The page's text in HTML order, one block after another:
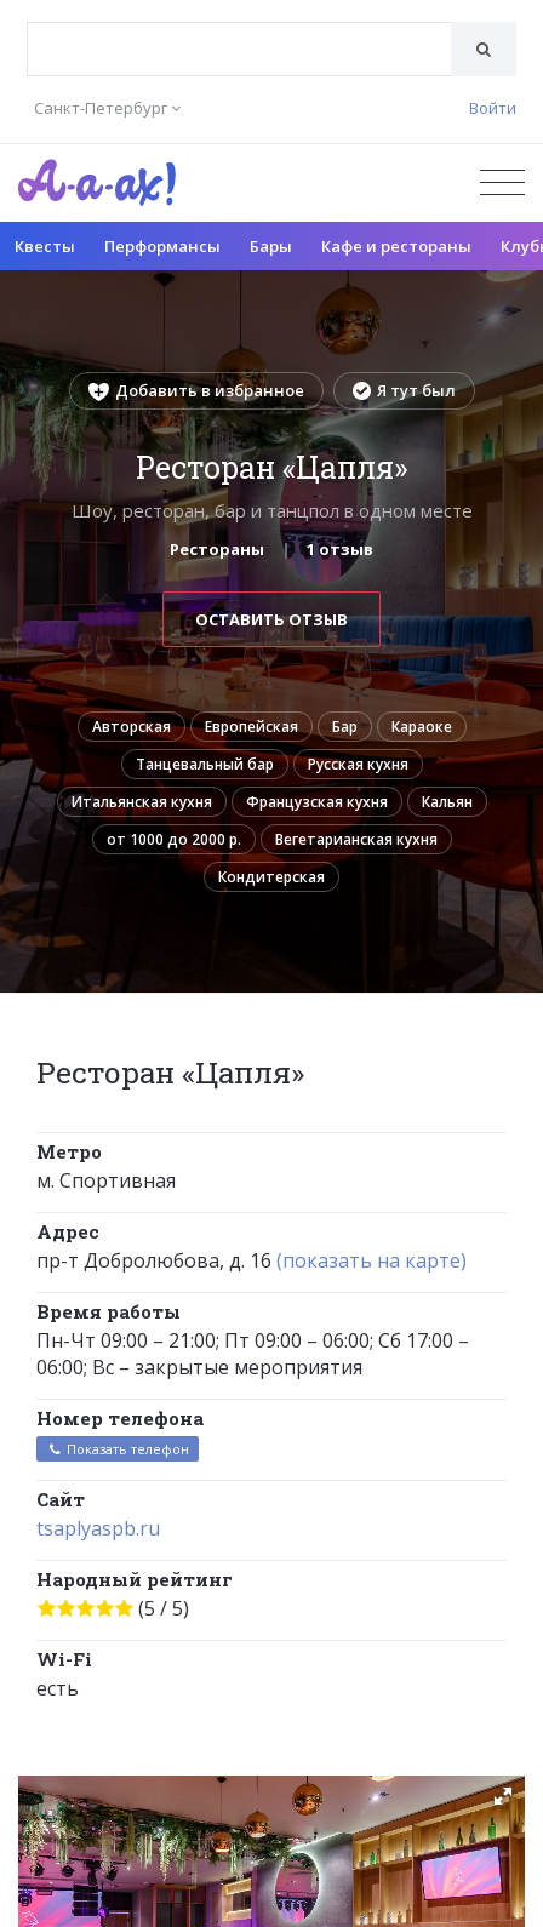
Санкт-Петербург Войти
Квесты Перформансы Бары Кафе и рестораны
Добавить в избранное Я тут был
Ресторан «Цапля»
Шоу, ресторан, бар и танцпол в одном месте
Рестораны 1 отзыв
ОСТАВИТЬ ОТЗЫВ
Авторская Европейская Бар
Караоке
Танцевальный бар
Русская кухня
Итальянская кухня
Французская кухня
Кальян
от 1000 до 2000 р.
Вегетарианская кухня
Кондитерская
Ресторан «Цапля»
Метро
м. Спортивная
Адрес
пр-т Добролюбова, д. 16 (показать на карте)
Время работы
Пн-Чт 09:00 – 21:00; Пт 09:00 – 06:00; Сб 17:00 –
06:00; Вс – закрытые мероприятия
Номер телефона
Показать телефон
Сайт
tsaplyaspb.ru
Народный рейтинг
(5 / 5)
Wi-Fi
есть